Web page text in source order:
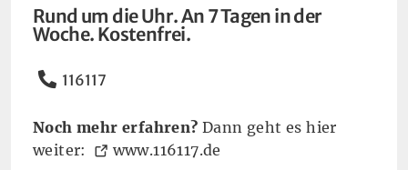
Rund um die Uhr. An 7 Tagen in der
Woche. Kostenfrei.
Telefon
116117
Noch mehr erfahren? Dann geht es hier
weiter:
www.116117.de